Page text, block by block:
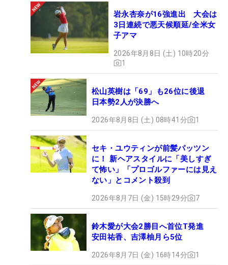
岩永杏奈が16強進出 大会は
3日連続で悪天候順延/全米女
子アマ
2026年8月8日 (土) 10時20分
1
松山英樹は「69」も26位に後退
日本勢2人が決勝へ
2026年8月8日 (土) 08時41分 1
セキ・ユウティンが前髪パッツン
に！ 新ヘアスタイルに「美しすぎ
て怖い」「プロゴルファーには見え
ない」とコメント殺到
2026年8月7日 (金) 15時29分 7
鈴木愛が大会2勝目へ首位T発進
安田祐香、吉澤柚月ら5位
2026年8月7日 (金) 16時14分 1